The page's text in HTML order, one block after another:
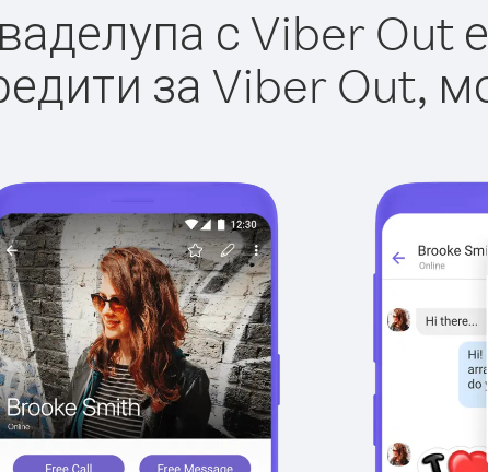
с Viber Out
за Viber Out,